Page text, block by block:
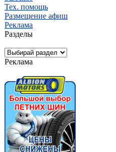
Тех. помощь
Размещение афиш
Реклама
Разделы
Реклама